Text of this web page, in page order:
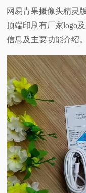
网易青果摄像头精灵
顶端印刷有厂家logo
信息及主要功能介绍。